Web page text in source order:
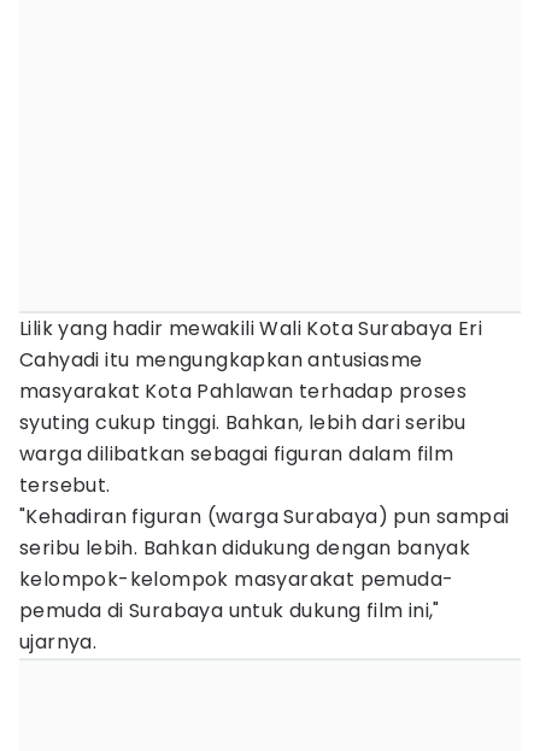
Lilik yang hadir mewakili Wali Kota Surabaya Eri
Cahyadi itu mengungkapkan antusiasme
masyarakat Kota Pahlawan terhadap proses
syuting cukup tinggi. Bahkan, lebih dari seribu
warga dilibatkan sebagai figuran dalam film
tersebut.
"Kehadiran figuran (warga Surabaya) pun sampai
seribu lebih. Bahkan didukung dengan banyak
kelompok-kelompok masyarakat pemuda-
pemuda di Surabaya untuk dukung film ini,"
ujarnya.